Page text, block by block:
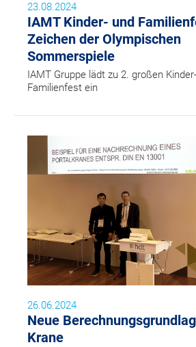
23.08.2024
IAMT Kinder- und
Zeichen der Olympischen
Sommerspiele
IAMT Gruppe lädt zu 2. großen
Familienfest ein
26.06.2024
Neue
Krane